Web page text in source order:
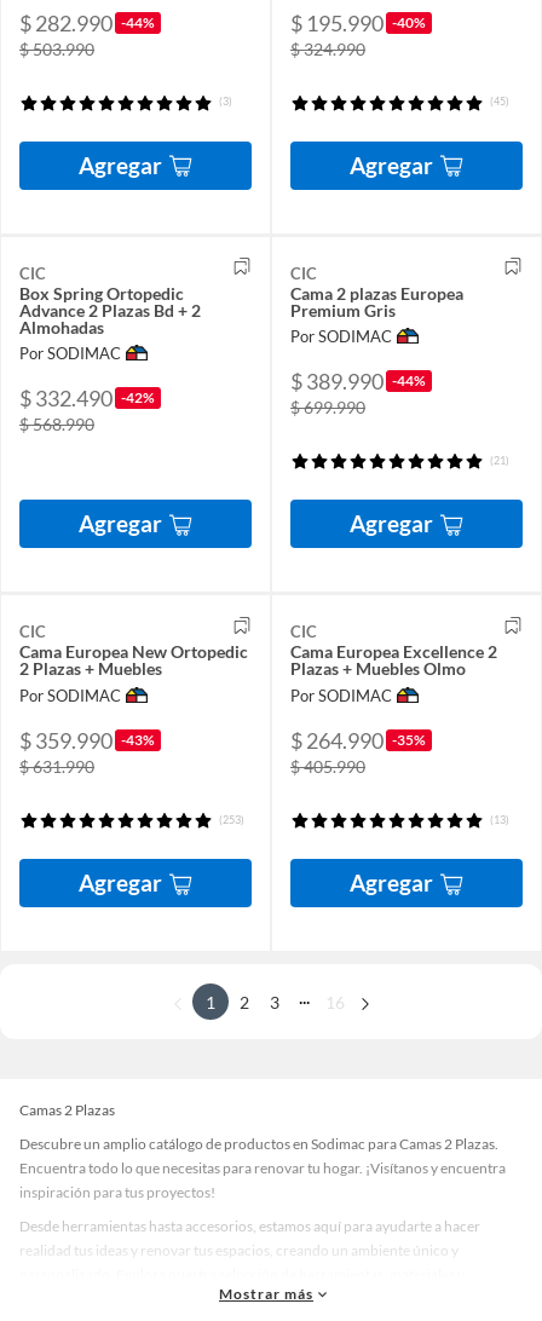
$ 282.990 -44%
$ 503.990
(3)
Agregar
$ 195.990 -40%
$ 324.990
(45)
Agregar
CIC
Box Spring Ortopedic
Advance 2 Plazas Bd + 2
Almohadas
Por SODIMAC
$ 332.490 -42%
$ 568.990
Agregar
CIC
Cama 2 plazas Europea
Premium Gris
Por SODIMAC
$ 389.990 -44%
$ 699.990
(21)
Agregar
CIC
Cama Europea New Ortopedic
2 Plazas + Muebles
Por SODIMAC
$ 359.990 -43%
$ 631.990
(253)
Agregar
CIC
Cama Europea Excellence 2
Plazas + Muebles Olmo
Por SODIMAC
$ 264.990 -35%
$ 405.990
(13)
Agregar
1 2 3 16
Camas 2 Plazas
Descubre un amplio catálogo de productos en Sodimac para Camas 2 Plazas.
Encuentra todo lo que necesitas para renovar tu hogar. ¡Visítanos y encuentra
inspiración para tus proyectos!
Desde herramientas hasta accesorios, estamos aquí para ayudarte a hacer
realidad tus ideas y renovar tus espacios, creando un ambiente único y
accesorios de calidad que te ayudarán a crear un espacio más tú.
Mostrar más